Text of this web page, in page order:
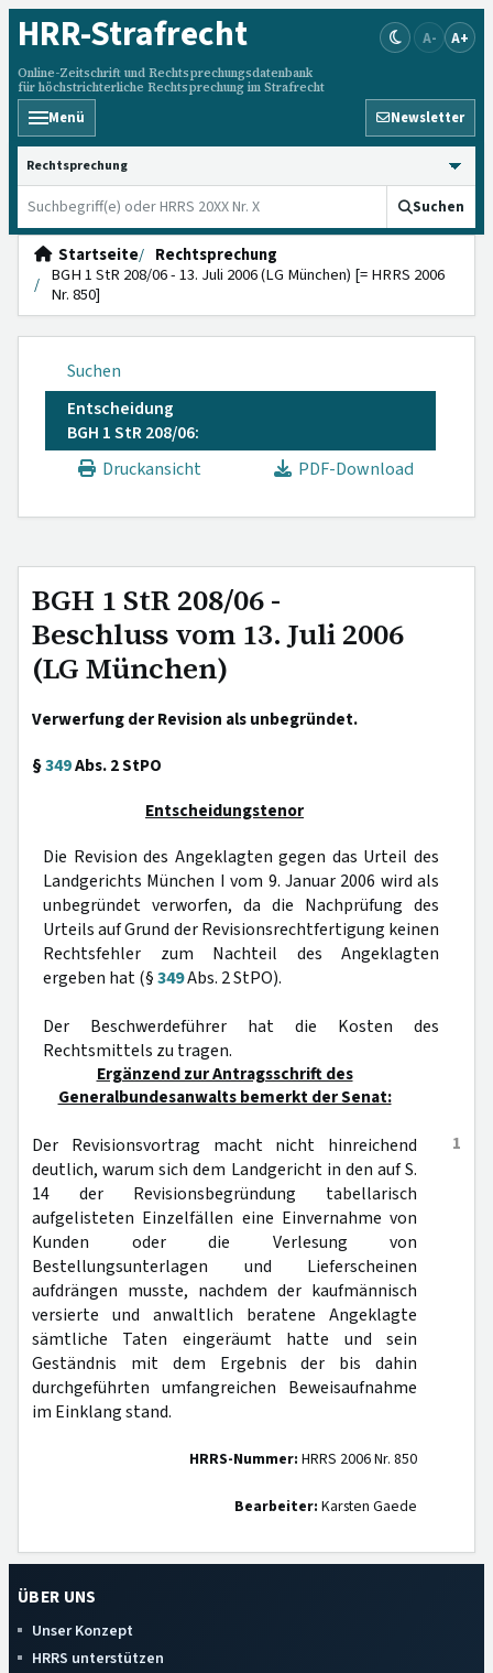
HRR-Strafrecht
Online-Zeitschrift und Rechtsprechungsdatenbank
für höchstrichterliche Rechtsprechung im Strafrecht
A- A+
Menü Newsletter
HRRS durchsuchen
Suchen
Startseite
Rechtsprechung
BGH 1 StR 208/06 - 13. Juli 2006 (LG München) [= HRRS 2006
Nr. 850]
Suchen
Entscheidung
BGH 1 StR 208/06:
Druckansicht
PDF-Download
BGH 1 StR 208/06 -
Beschluss vom 13. Juli 2006
(LG München)
Verwerfung der Revision als unbegründet.
§349Abs. 2 StPO
Entscheidungstenor
Die Revision des Angeklagten gegen das Urteil des
Landgerichts München I vom 9. Januar 2006 wird als
unbegründet verworfen, da die Nachprüfung des
Urteils auf Grund der Revisionsrechtfertigung keinen
Rechtsfehler zum Nachteil des Angeklagten
ergeben hat (§349Abs. 2 StPO).
Der Beschwerdeführer hat die Kosten des
Rechtsmittels zu tragen.
Ergänzend zur Antragsschrift des
Generalbundesanwalts bemerkt der Senat:
1
Der Revisionsvortrag macht nicht hinreichend
deutlich, warum sich dem Landgericht in den auf S.
14 der Revisionsbegründung tabellarisch
aufgelisteten Einzelfällen eine Einvernahme von
Kunden oder die Verlesung von
Bestellungsunterlagen und Lieferscheinen
aufdrängen musste, nachdem der kaufmännisch
versierte und anwaltlich beratene Angeklagte
sämtliche Taten eingeräumt hatte und sein
Geständnis mit dem Ergebnis der bis dahin
durchgeführten umfangreichen Beweisaufnahme
im Einklang stand.
HRRS-Nummer: HRRS 2006 Nr. 850
Bearbeiter: Karsten Gaede
ÜBER UNS
Unser Konzept
HRRS unterstützen